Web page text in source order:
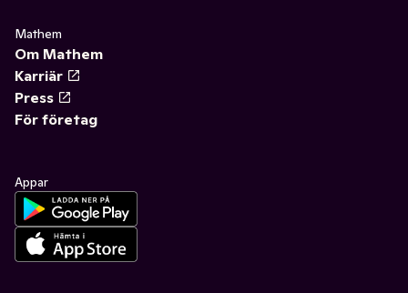
Mathem
Om Mathem
Karriär
Press
För företag
Appar